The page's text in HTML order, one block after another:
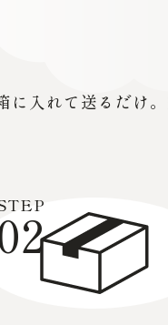
に入れて送るだけ